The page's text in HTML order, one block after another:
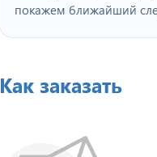
покажем ближайший
Как заказать